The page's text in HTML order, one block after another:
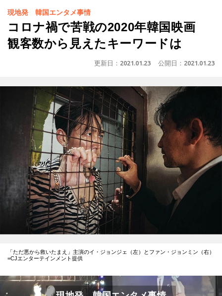
現地発 韓国エンタメ事情
コロナ禍で苦戦の2020年韓国映画
観客数から見えたキーワードは
更新日： 2021.01.23 公開日： 2021.01.23
「ただ悪から救いたまえ」主演のイ・ジョンジェ（左）とファン・ジョンミン（右）
=CJエンターテインメント提供